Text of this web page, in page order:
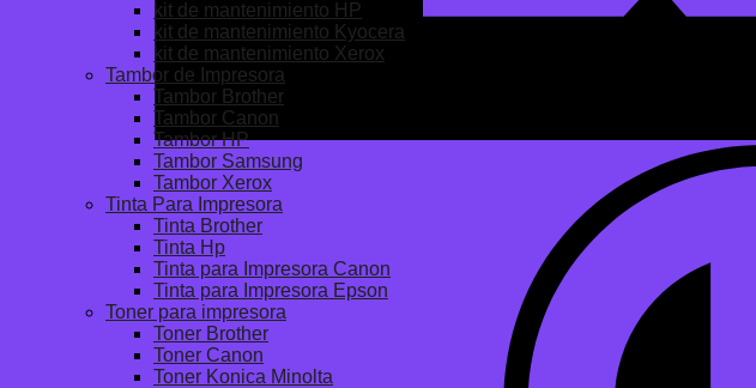
kit de mantenimiento HP
kit de mantenimiento Kyocera
kit de mantenimiento Xerox
Tambor de Impresora
Tambor Brother
Tambor Canon
Tambor HP
Tambor Samsung
Tambor Xerox
Tinta Para Impresora
Tinta Brother
Tinta Hp
Tinta para Impresora Canon
Tinta para Impresora Epson
Toner para impresora
Toner Brother
Toner Canon
Toner Konica Minolta